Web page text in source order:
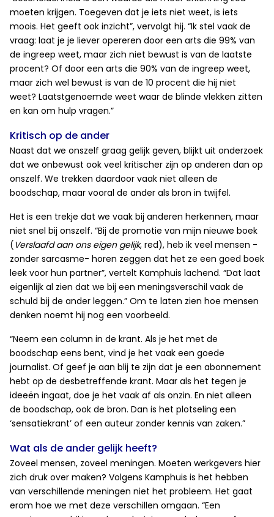
moeten krijgen. Toegeven dat je iets niet weet, is iets
moois. Het geeft ook inzicht”, vervolgt hij. “Ik stel vaak de
vraag: laat je je liever opereren door een arts die 99% van
de ingreep weet, maar zich niet bewust is van de laatste
procent? Of door een arts die 90% van de ingreep weet,
maar zich wel bewust is van de 10 procent die hij niet
weet? Laatstgenoemde weet waar de blinde vlekken zitten
en kan om hulp vragen.”
Kritisch op de ander
Naast dat we onszelf graag gelijk geven, blijkt uit onderzoek
dat we onbewust ook veel kritischer zijn op anderen dan op
onszelf. We trekken daardoor vaak niet alleen de
boodschap, maar vooral de ander als bron in twijfel.
Het is een trekje dat we vaak bij anderen herkennen, maar
niet snel bij onszelf. “Bij de promotie van mijn nieuwe boek
(Verslaafd aan ons eigen gelijk, red), heb ik veel mensen -
zonder sarcasme- horen zeggen dat het ze een goed boek
leek voor hun partner”, vertelt Kamphuis lachend. “Dat laat
eigenlijk al zien dat we bij een meningsverschil vaak de
schuld bij de ander leggen.” Om te laten zien hoe mensen
denken noemt hij nog een voorbeeld.
“Neem een column in de krant. Als je het met de
boodschap eens bent, vind je het vaak een goede
journalist. Of geef je aan blij te zijn dat je een abonnement
hebt op de desbetreffende krant. Maar als het tegen je
ideeën ingaat, doe je het vaak af als onzin. En niet alleen
de boodschap, ook de bron. Dan is het plotseling een
‘sensatiekrant’ of een auteur zonder kennis van zaken.”
Wat als de ander gelijk heeft?
Zoveel mensen, zoveel meningen. Moeten werkgevers hier
zich druk over maken? Volgens Kamphuis is het hebben
van verschillende meningen niet het probleem. Het gaat
erom hoe we met deze verschillen omgaan. “Een